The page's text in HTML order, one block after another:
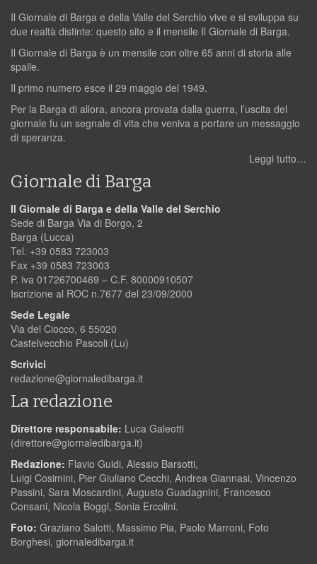
Il Giornale di Barga e della Valle del Serchio vive e si sviluppa su
due realtà distinte: questo sito e il mensile Il Giornale di Barga.
Il Giornale di Barga è un mensile con oltre 65 anni di storia alle
spalle.
Il primo numero esce il 29 maggio del 1949.
Per la Barga di allora, ancora provata dalla guerra, l’uscita del
giornale fu un segnale di vita che veniva a portare un messaggio
di speranza.
Leggi tutto…
Giornale di Barga
Il Giornale di Barga e della Valle del Serchio
Sede di Barga Via di Borgo, 2
Barga (Lucca)
Tel. +39 0583 723003
Fax +39 0583 723003
P. iva 01726700469 – C.F. 80000910507
Iscrizione al ROC n.7677 del 23/09/2000
Sede Legale
Via del Ciocco, 6 55020
Castelvecchio Pascoli (Lu)
Scrivici
redazione@giornaledibarga.it
La redazione
Direttore responsabile: Luca Galeotti
(direttore@giornaledibarga.it)
Redazione: Flavio Guidi, Alessio Barsotti,
Luigi Cosimini, Pier Giuliano Cecchi, Andrea Giannasi, Vincenzo
Passini, Sara Moscardini, Augusto Guadagnini, Francesco
Consani, Nicola Boggi, Sonia Ercolini.
Foto: Graziano Salotti, Massimo Pia, Paolo Marroni, Foto
Borghesi, giornaledibarga.it